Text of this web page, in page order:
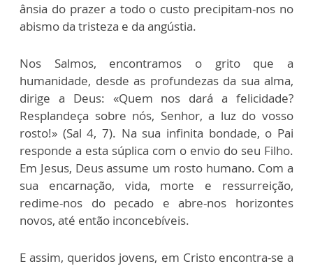
ânsia do prazer a todo o custo precipitam-nos no
abismo da tristeza e da angústia.
Nos Salmos, encontramos o grito que a
humanidade, desde as profundezas da sua alma,
dirige a Deus: «Quem nos dará a felicidade?
Resplandeça sobre nós, Senhor, a luz do vosso
rosto!» (Sal 4, 7). Na sua infinita bondade, o Pai
responde a esta súplica com o envio do seu Filho.
Em Jesus, Deus assume um rosto humano. Com a
sua encarnação, vida, morte e ressurreição,
redime-nos do pecado e abre-nos horizontes
novos, até então inconcebíveis.
E assim, queridos jovens, em Cristo encontra-se a